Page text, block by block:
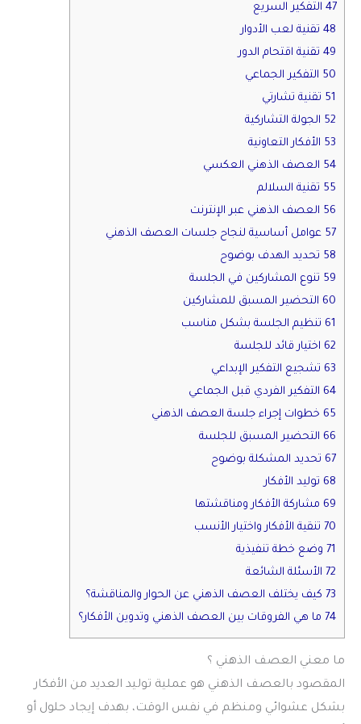
47 التفكير السريع
48 تقنية لعب الأدوار
49 تقنية اقتحام الدور
50 التفكير الجماعي
51 تقنية تشارتي
52 الجولة التشاركية
53 الأفكار التعاونية
54 العصف الذهني العكسي
55 تقنية السلالم
56 العصف الذهني عبر الإنترنت
57 عوامل أساسية لنجاح جلسات العصف الذهني
58 تحديد الهدف بوضوح
59 تنوع المشاركين في الجلسة
60 التحضير المسبق للمشاركين
61 تنظيم الجلسة بشكل مناسب
62 اختيار قائد للجلسة
63 تشجيع التفكير الإبداعي
64 التفكير الفردي قبل الجماعي
65 خطوات إجراء جلسة العصف الذهني
66 التحضير المسبق للجلسة
67 تحديد المشكلة بوضوح
68 توليد الأفكار
69 مشاركة الأفكار ومناقشتها
70 تنقية الأفكار واختيار الأنسب
71 وضع خطة تنفيذية
72 الأسئلة الشائعة
73 كيف يختلف العصف الذهني عن الحوار والمناقشة؟
74 ما هي الفروقات بين العصف الذهني وتدوين الأفكار؟
ما معني العصف الذهني ؟
المقصود بالعصف الذهني هو عملية توليد العديد من الأفكار
بشكل عشوائي ومنظم في نفس الوقت، بهدف إيجاد حلول أو